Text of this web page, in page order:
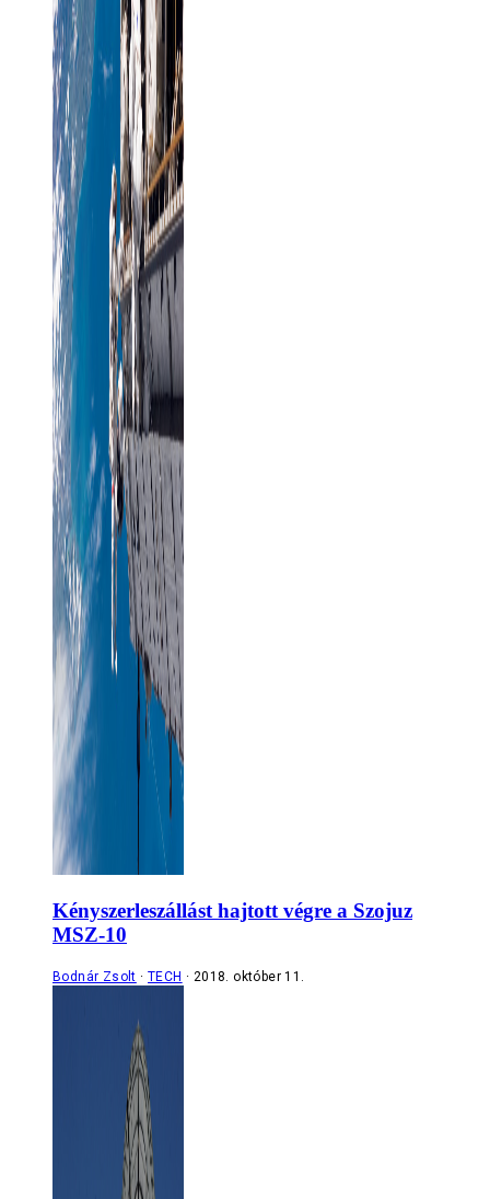
Kényszerleszállást hajtott végre a Szojuz
MSZ-10
Bodnár Zsolt TECH 2018. október 11.